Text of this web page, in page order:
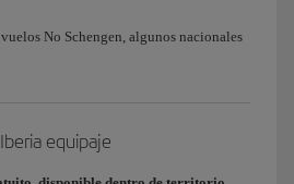
No Schengen, algunos nacionales
equipaje